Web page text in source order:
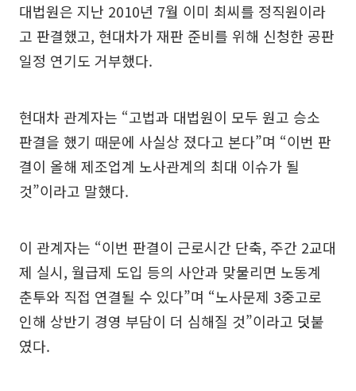
대법원은 지난 2010년 7월 이미 최씨를 정직원이라
고 판결했고, 현대차가 재판 준비를 위해 신청한 공판
일정 연기도 거부했다.
현대차 관계자는 “고법과 대법원이 모두 원고 승소
판결을 했기 때문에 사실상 졌다고 본다”며 “이번 판
결이 올해 제조업계 노사관계의 최대 이슈가 될
것”이라고 말했다.
이 관계자는 “이번 판결이 근로시간 단축, 주간 2교대
제 실시, 월급제 도입 등의 사안과 맞물리면 노동계
춘투와 직접 연결될 수 있다”며 “노사문제 3중고로
인해 상반기 경영 부담이 더 심해질 것”이라고 덧붙
였다.